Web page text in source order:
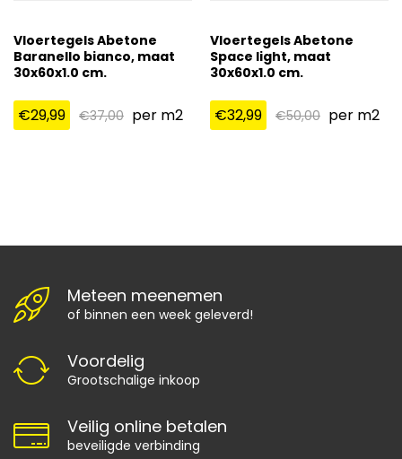
Vloertegels Abetone
Baranello bianco, maat
30x60x1.0 cm.
€29,99 €37,00 per m2
Vloertegels Abetone
Space light, maat
30x60x1.0 cm.
€32,99 €50,00 per m2
Meteen meenemen
of binnen een week geleverd!
Voordelig
Grootschalige inkoop
Veilig online betalen
beveiligde verbinding